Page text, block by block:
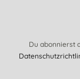
Du abonnierst